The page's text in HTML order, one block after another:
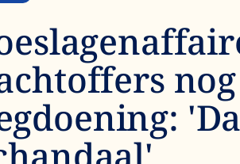
nog